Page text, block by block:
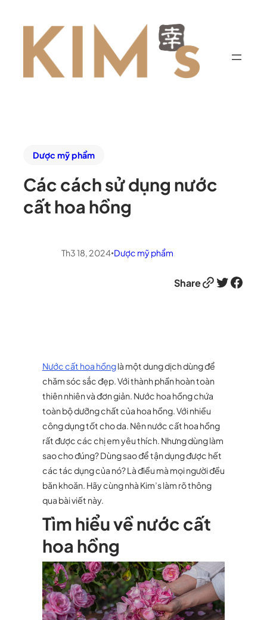
Dược mỹ phẩm
Các cách sử dụng nước
cất hoa hồng
Th3 18, 2024•Dược mỹ phẩm
ShareLink Twitter Facebook
Nước cất hoa hồnglà một dung dịch dùng để
chăm sóc sắc đẹp. Với thành phần hoàn toàn
thiên nhiên và đơn giản. Nước hoa hồng chứa
toàn bộ dưỡng chất của hoa hồng. Với nhiều
công dụng tốt cho da. Nên nước cất hoa hồng
rất được các chị em yêu thích. Nhưng dùng làm
sao cho đúng? Dùng sao để tận dụng được hết
các tác dụng của nó? Là điều mà mọi người đều
băn khoăn. Hãy cùng nhà Kim’s làm rõ thông
qua bài viết này.
Tìm hiểu về nước cất
hoa hồng